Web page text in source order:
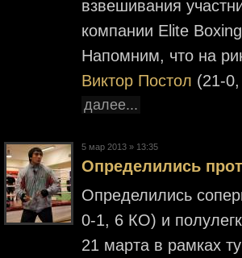
взвешивания
компании Elite
Напомним, что на
Виктор Постол (21-
далее...
5 мар 2013 » 13:35
Определились
Определились
0-1, 6 КО) и
21 марта в рамках